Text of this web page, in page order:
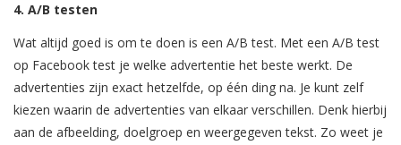
4. A/B testen
Wat altijd goed is om te doen is een A/B test. Met een A/B test
op Facebook test je welke advertentie het beste werkt. De
advertenties zijn exact hetzelfde, op één ding na. Je kunt zelf
kiezen waarin de advertenties van elkaar verschillen. Denk hierbij
aan de afbeelding, doelgroep en weergegeven tekst. Zo weet je